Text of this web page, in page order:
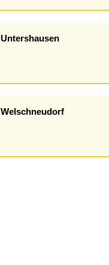
Untershausen
Welschneudorf